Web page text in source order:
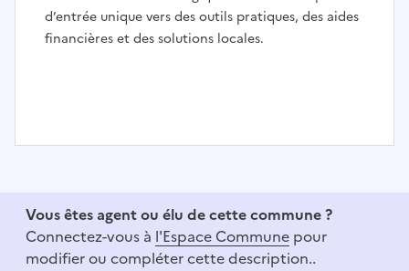
d’entrée unique vers des outils pratiques, des aides
financières et des solutions locales.
Vous êtes agent ou élu de cette commune ?
Connectez-vous à l'Espace Commune pour
modifier ou compléter cette description..